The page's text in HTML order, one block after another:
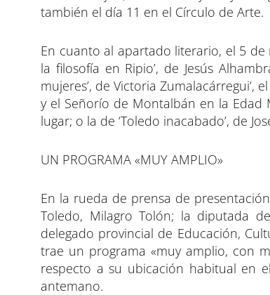
también el día 11 en el Círculo de Arte.
En cuanto al apartado literario, el 5 de
la filosofía en Ripio’, de Jesús
mujeres’, de Victoria
y el Señorío de Montalbán en la Edad
lugar; o la de ‘Toledo inacabado’, de
UN PROGRAMA «MUY AMPLIO»
En la rueda de prensa de
Toledo, Milagro Tolón; la diputada
delegado provincial de Educación,
trae un programa «muy amplio, con
respecto a su ubicación habitual en
antemano.